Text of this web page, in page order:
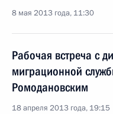
8 мая 2013 года, 11:30
Рабочая встреча с
миграционной
Ромодановским
18 апреля 2013 года, 19:15